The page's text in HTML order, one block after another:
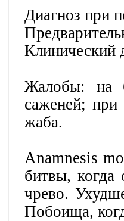
Диагноз при
Клинический
Жалобы: на
саженей; при
жаба.
Anamnesis
битвы, когда
чрево.
Побоища,